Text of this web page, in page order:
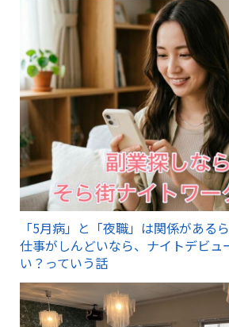
「5月病」と「夜職」は関係がある
仕事がしんどいなら、ナイトデビュ
い？っていう話